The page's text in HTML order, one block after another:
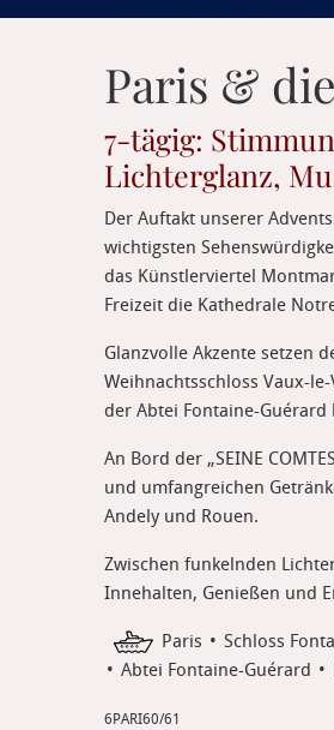
Paris &
7-tägig:
Lichterglanz,
Der Auftakt unserer
wichtigsten
das Künstlerviertel
Freizeit die Kathedrale
Glanzvolle Akzente setzen
Weihnachtsschloss Vaux-
der Abtei Fontaine-
An Bord der „SEINE
und umfangreichen
Andely und Rouen.
Zwischen funkelnden
Innehalten, Genießen und
Paris
Schloss
Abtei Fontaine-Guérard
6PARI60/61